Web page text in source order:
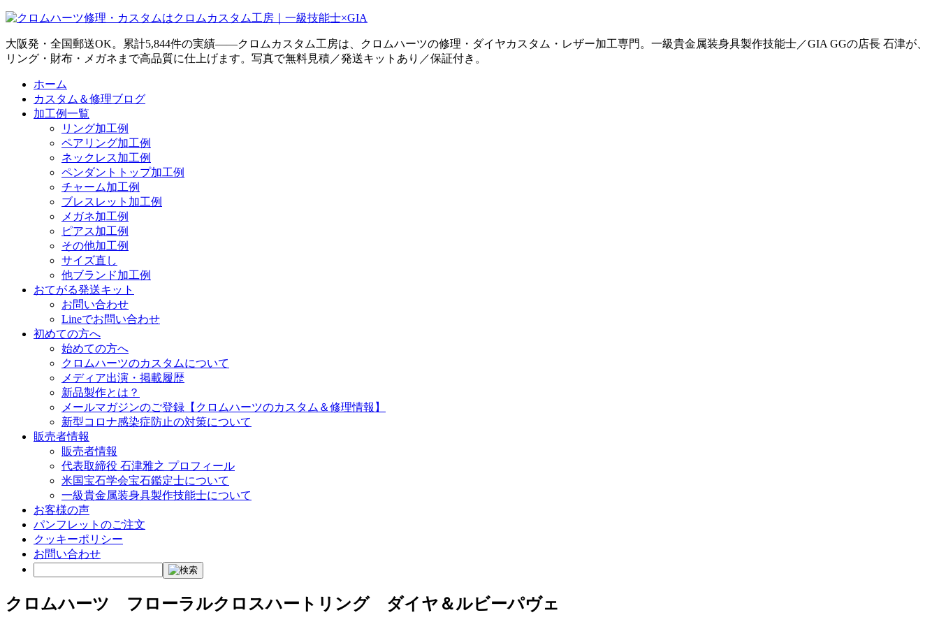
大阪発・全国郵送OK。累計5,844件の実績——クロムカスタム工房は、クロムハーツの修理・ダイヤカスタム・レザー加工専門。一級貴金属装身具製作技能士／GIA GGの店長 石津が、
リング・財布・メガネまで高品質に仕上げます。写真で無料見積／発送キットあり／保証付き。
ホーム
カスタム＆修理ブログ
加工例一覧
リング加工例
ペアリング加工例
ネックレス加工例
ペンダントトップ加工例
チャーム加工例
ブレスレット加工例
メガネ加工例
ピアス加工例
その他加工例
サイズ直し
他ブランド加工例
おてがる発送キット
お問い合わせ
Lineでお問い合わせ
初めての方へ
始めての方へ
クロムハーツのカスタムについて
メディア出演・掲載履歴
新品製作とは？
メールマガジンのご登録【クロムハーツのカスタム＆修理情報】
新型コロナ感染症防止の対策について
販売者情報
販売者情報
代表取締役 石津雅之 プロフィール
米国宝石学会宝石鑑定士について
一級貴金属装身具製作技能士について
お客様の声
パンフレットのご注文
クッキーポリシー
お問い合わせ
クロムハーツ フローラルクロスハートリング ダイヤ＆ルビーパヴェ